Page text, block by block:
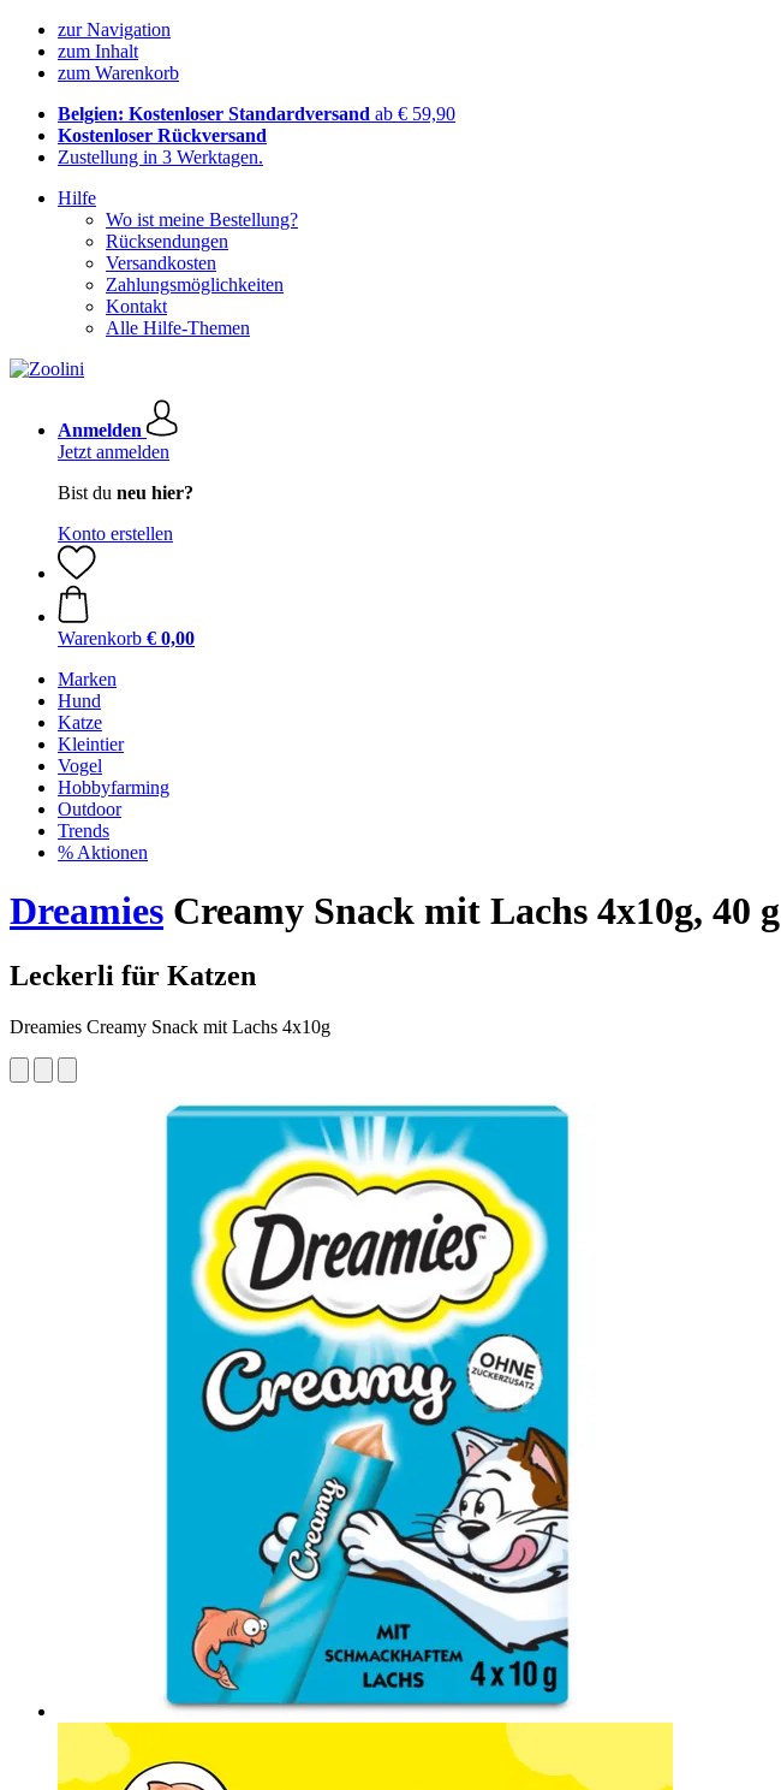
zur Navigation
zum Inhalt
zum Warenkorb
Belgien: Kostenloser Standardversand ab € 59,90
Kostenloser Rückversand
Zustellung in 3 Werktagen.
Hilfe
Wo ist meine Bestellung?
Rücksendungen
Versandkosten
Zahlungsmöglichkeiten
Kontakt
Alle Hilfe-Themen
Anmelden
Jetzt anmelden
Bist du neu hier?
Konto erstellen
Warenkorb € 0,00
Marken
Hund
Katze
Kleintier
Vogel
Hobbyfarming
Outdoor
Trends
% Aktionen
Dreamies Creamy Snack mit Lachs 4x10g, 40 g
Leckerli für Katzen
Dreamies Creamy Snack mit Lachs 4x10g